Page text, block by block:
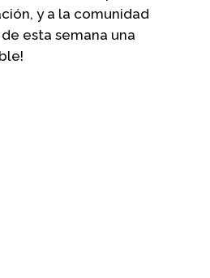
y a la comunidad
esta semana una